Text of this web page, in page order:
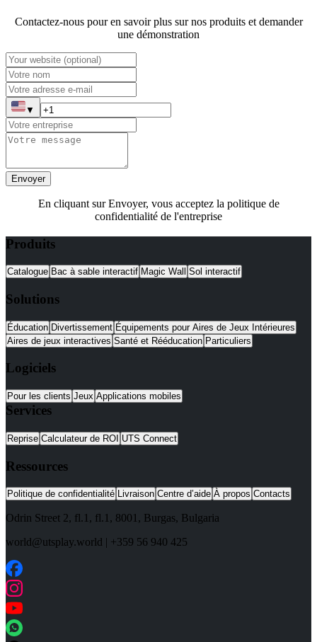
Contactez-nous pour en savoir plus sur nos produits et demander
une démonstration
▼
Envoyer
En cliquant sur Envoyer, vous acceptez la politique de
confidentialité de l'entreprise
Produits
Catalogue Bac à sable interactif Magic Wall Sol interactif
Solutions
Éducation Divertissement Équipements pour Aires de Jeux Intérieures
Aires de jeux interactives Santé et Rééducation Particuliers
Logiciels
Pour les clients Jeux Applications mobiles
Services
Reprise Calculateur de ROI UTS Connect
Ressources
Politique de confidentialité Livraison Centre d’aide À propos Contacts
Odrin Street 2, fl.1 , fl.1, 8001 , Burgas, Bulgaria
world@utsplay.world | +359 56 940 425